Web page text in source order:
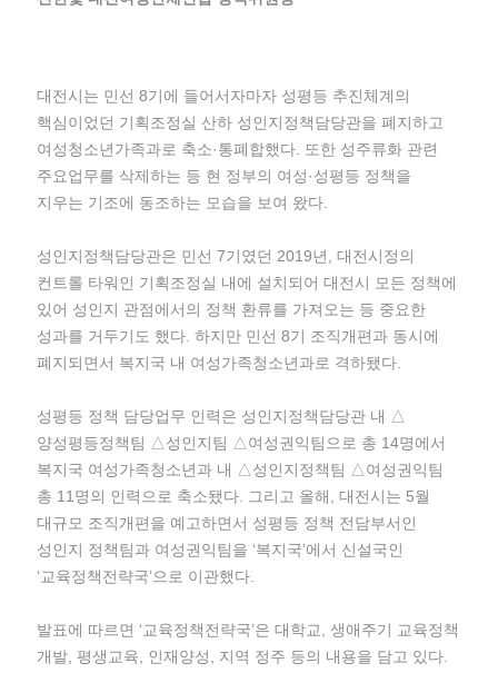
대전시는 민선 8기에 들어서자마자 성평등 추진체계의
핵심이었던 기획조정실 산하 성인지정책담당관을 폐지하고
여성청소년가족과로 축소·통폐합했다. 또한 성주류화 관련
주요업무를 삭제하는 등 현 정부의 여성·성평등 정책을
지우는 기조에 동조하는 모습을 보여 왔다.
성인지정책담당관은 민선 7기였던 2019년, 대전시정의
컨트롤 타워인 기획조정실 내에 설치되어 대전시 모든 정책에
있어 성인지 관점에서의 정책 환류를 가져오는 등 중요한
성과를 거두기도 했다. 하지만 민선 8기 조직개편과 동시에
폐지되면서 복지국 내 여성가족청소년과로 격하됐다.
성평등 정책 담당업무 인력은 성인지정책담당관 내 △
양성평등정책팀 △성인지팀 △여성권익팀으로 총 14명에서
복지국 여성가족청소년과 내 △성인지정책팀 △여성권익팀
총 11명의 인력으로 축소됐다. 그리고 올해, 대전시는 5월
대규모 조직개편을 예고하면서 성평등 정책 전담부서인
성인지 정책팀과 여성권익팀을 ‘복지국’에서 신설국인
‘교육정책전략국’으로 이관했다.
발표에 따르면 ‘교육정책전략국’은 대학교, 생애주기 교육정책
개발, 평생교육, 인재양성, 지역 정주 등의 내용을 담고 있다.